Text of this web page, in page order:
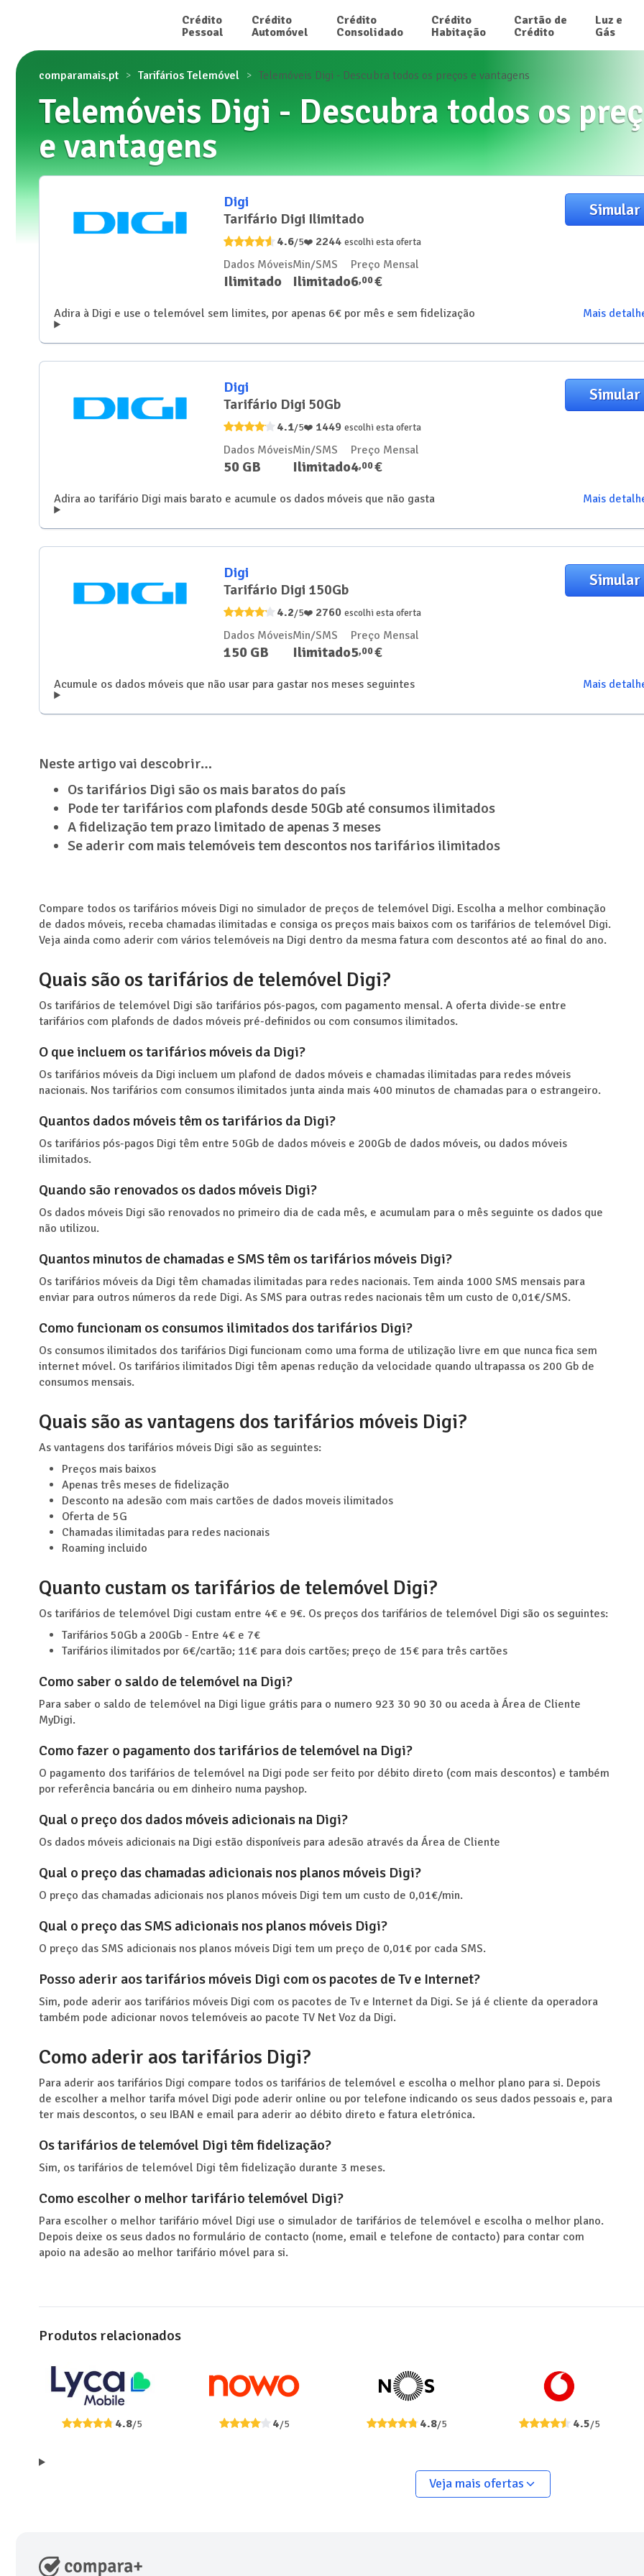
Crédito
Pessoal
Crédito
Automóvel
Crédito
Consolidado
Crédito
Habitação
Cartão de
Crédito
Luz e
Gás
comparamais.pt Tarifários Telemóvel Telemóveis Digi - Descubra todos os preços e vantagens
Telemóveis Digi - Descubra todos os
e vantagens
Digi
Tarifário Digi Ilimitado
Dados Móveis
Ilimitado
Min/SMS
Ilimitado
Preço Mensal
6,00€
4.6/5❤️ 2244 escolhi esta oferta
Adira à Digi e use o telemóvel sem limites, por apenas 6€ por mês e sem fidelização Mais
Simular
Digi
Tarifário Digi 50Gb
Dados Móveis
50 GB
Min/SMS
Ilimitado
Preço Mensal
4,00€
4.1/5❤️ 1449 escolhi esta oferta
Adira ao tarifário Digi mais barato e acumule os dados móveis que não gasta Mais
Simular
Digi
Tarifário Digi 150Gb
Dados Móveis
150 GB
Min/SMS
Ilimitado
Preço Mensal
5,00€
4.2/5❤️ 2760 escolhi esta oferta
Acumule os dados móveis que não usar para gastar nos meses seguintes Mais
Simular
Neste artigo vai descobrir…
Os tarifários Digi são os mais baratos do país
Pode ter tarifários com plafonds desde 50Gb até consumos ilimitados
A fidelização tem prazo limitado de apenas 3 meses
Se aderir com mais telemóveis tem descontos nos tarifários ilimitados
Compare todos os tarifários móveis Digi no simulador de preços de telemóvel Digi. Escolha a melhor combinação
de dados móveis, receba chamadas ilimitadas e consiga os preços mais baixos com os tarifários de telemóvel Digi.
Veja ainda como aderir com vários telemóveis na Digi dentro da mesma fatura com descontos até ao final do ano.
Quais são os tarifários de telemóvel Digi?
Os tarifários de telemóvel Digi são tarifários pós-pagos, com pagamento mensal. A oferta divide-se entre
tarifários com plafonds de dados móveis pré-definidos ou com consumos ilimitados.
O que incluem os tarifários móveis da Digi?
Os tarifários móveis da Digi incluem um plafond de dados móveis e chamadas ilimitadas para redes móveis
nacionais. Nos tarifários com consumos ilimitados junta ainda mais 400 minutos de chamadas para o estrangeiro.
Quantos dados móveis têm os tarifários da Digi?
Os tarifários pós-pagos Digi têm entre 50Gb de dados móveis e 200Gb de dados móveis, ou dados móveis
ilimitados.
Quando são renovados os dados móveis Digi?
Os dados móveis Digi são renovados no primeiro dia de cada mês, e acumulam para o mês seguinte os dados que
não utilizou.
Quantos minutos de chamadas e SMS têm os tarifários móveis Digi?
Os tarifários móveis da Digi têm chamadas ilimitadas para redes nacionais. Tem ainda 1000 SMS mensais para
enviar para outros números da rede Digi. As SMS para outras redes nacionais têm um custo de 0,01€/SMS.
Como funcionam os consumos ilimitados dos tarifários Digi?
Os consumos ilimitados dos tarifários Digi funcionam como uma forma de utilização livre em que nunca fica sem
internet móvel. Os tarifários ilimitados Digi têm apenas redução da velocidade quando ultrapassa os 200 Gb de
consumos mensais.
Quais são as vantagens dos tarifários móveis Digi?
As vantagens dos tarifários móveis Digi são as seguintes:
Preços mais baixos
Apenas três meses de fidelização
Desconto na adesão com mais cartões de dados moveis ilimitados
Oferta de 5G
Chamadas ilimitadas para redes nacionais
Roaming incluido
Quanto custam os tarifários de telemóvel Digi?
Os tarifários de telemóvel Digi custam entre 4€ e 9€. Os preços dos tarifários de telemóvel Digi são os seguintes:
Tarifários 50Gb a 200Gb - Entre 4€ e 7€
Tarifários ilimitados por 6€/cartão; 11€ para dois cartões; preço de 15€ para três cartões
Como saber o saldo de telemóvel na Digi?
Para saber o saldo de telemóvel na Digi ligue grátis para o numero 923 30 90 30 ou aceda à Área de Cliente
MyDigi.
Como fazer o pagamento dos tarifários de telemóvel na Digi?
O pagamento dos tarifários de telemóvel na Digi pode ser feito por débito direto (com mais descontos) e também
por referência bancária ou em dinheiro numa payshop.
Qual o preço dos dados móveis adicionais na Digi?
Os dados móveis adicionais na Digi estão disponíveis para adesão através da Área de Cliente
Qual o preço das chamadas adicionais nos planos móveis Digi?
O preço das chamadas adicionais nos planos móveis Digi tem um custo de 0,01€/min.
Qual o preço das SMS adicionais nos planos móveis Digi?
O preço das SMS adicionais nos planos móveis Digi tem um preço de 0,01€ por cada SMS.
Posso aderir aos tarifários móveis Digi com os pacotes de Tv e Internet?
Sim, pode aderir aos tarifários móveis Digi com os pacotes de Tv e Internet da Digi. Se já é cliente da operadora
também pode adicionar novos telemóveis ao pacote TV Net Voz da Digi.
Como aderir aos tarifários Digi?
Para aderir aos tarifários Digi compare todos os tarifários de telemóvel e escolha o melhor plano para si. Depois
de escolher a melhor tarifa móvel Digi pode aderir online ou por telefone indicando os seus dados pessoais e, para
ter mais descontos, o seu IBAN e email para aderir ao débito direto e fatura eletrónica.
Os tarifários de telemóvel Digi têm fidelização?
Sim, os tarifários de telemóvel Digi têm fidelização durante 3 meses.
Como escolher o melhor tarifário telemóvel Digi?
Para escolher o melhor tarifário móvel Digi use o simulador de tarifários de telemóvel e escolha o melhor plano.
Depois deixe os seus dados no formulário de contacto (nome, email e telefone de contacto) para contar com
apoio na adesão ao melhor tarifário móvel para si.
Produtos relacionados
4.8/5 4/5 4.8/5 4.5/5
Veja mais ofertas